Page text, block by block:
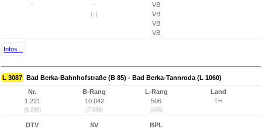
-
-
(-)
VB
VB
VB
VB
Infos...
L 3087 Bad Berka-Bahnhofstraße (B 85) - Bad Berka-Tannroda (L 1060)
Nr.
1.221
(8.236)
B-Rang
10.042
(7.638)
L-Rang
506
(436)
Land
TH
DTV
SV
BPL